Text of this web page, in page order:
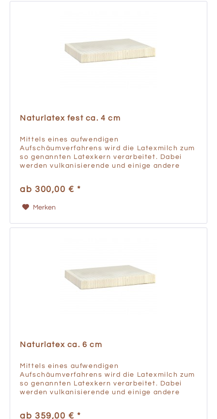
Naturlatex fest ca. 4 cm
Mittels eines aufwendigen
Aufschäumverfahrens wird die Latexmilch zum
so genannten Latexkern verarbeitet. Dabei
werden vulkanisierende und einige andere
ab 300,00 € *
Merken
Naturlatex ca. 6 cm
Mittels eines aufwendigen
Aufschäumverfahrens wird die Latexmilch zum
so genannten Latexkern verarbeitet. Dabei
werden vulkanisierende und einige andere
ab 359,00 € *